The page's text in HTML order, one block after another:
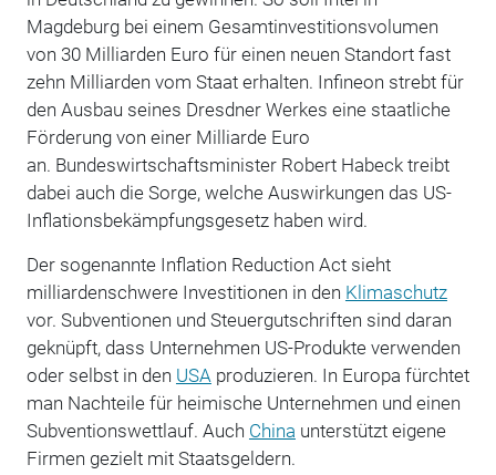
Magdeburg bei einem Gesamtinvestitionsvolumen
von 30 Milliarden Euro für einen neuen Standort fast
zehn Milliarden vom Staat erhalten. Infineon strebt für
den Ausbau seines Dresdner Werkes eine staatliche
Förderung von einer Milliarde Euro
an. Bundeswirtschaftsminister Robert Habeck treibt
dabei auch die Sorge, welche Auswirkungen das US-
Inflationsbekämpfungsgesetz haben wird.
Der sogenannte Inflation Reduction Act sieht
milliardenschwere Investitionen in den Klimaschutz
vor. Subventionen und Steuergutschriften sind daran
geknüpft, dass Unternehmen US-Produkte verwenden
oder selbst in den USA produzieren. In Europa fürchtet
man Nachteile für heimische Unternehmen und einen
Subventionswettlauf. Auch China unterstützt eigene
Firmen gezielt mit Staatsgeldern.